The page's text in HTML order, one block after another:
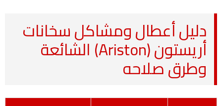
دليل أعطال ومشاكل سخانات
أريستون (Ariston) الشائعة
وطرق صلاحه